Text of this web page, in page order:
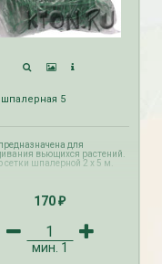
шпалерная 5
для
вьющихся растений.
сетки шпалерной 2 х 5 м.
170₽
мин. 1